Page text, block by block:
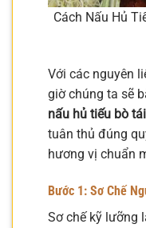
Cách Nấu Hủ
Với các nguyên
giờ chúng ta sẽ
nấu hủ tiếu bò tái
tuân thủ đúng
hương vị chuẩn
Bước 1: Sơ Chế
Sơ chế kỹ lưỡng